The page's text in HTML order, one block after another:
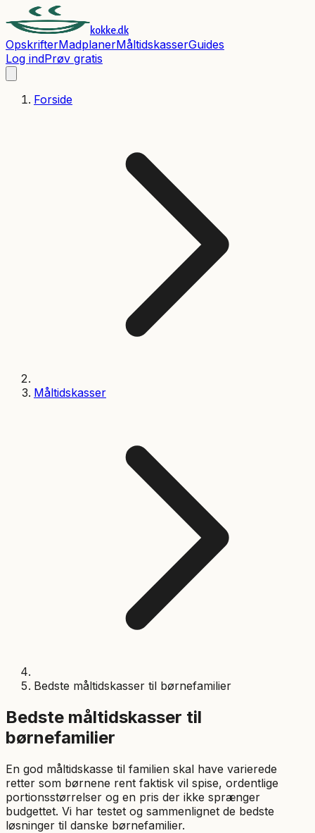
kokke.dk
OpskrifterMadplanerMåltidskasserGuides
Log indPrøv gratis
Forside
Måltidskasser
Bedste måltidskasser til børnefamilier
Bedste måltidskasser til
børnefamilier
En god måltidskasse til familien skal have varierede
retter som børnene rent faktisk vil spise, ordentlige
portionsstørrelser og en pris der ikke sprænger
budgettet. Vi har testet og sammenlignet de bedste
løsninger til danske børnefamilier.